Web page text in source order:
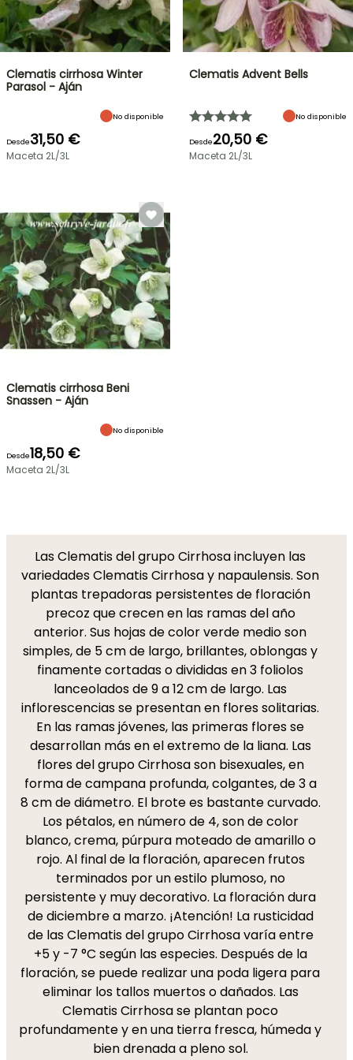
Clematis cirrhosa Winter
Parasol - Aján
No disponible
Desde31,50 €
Maceta 2L/3L
Clematis Advent Bells
No disponible
Desde20,50 €
Maceta 2L/3L
Clematis cirrhosa Beni
Snassen - Aján
No disponible
Desde18,50 €
Maceta 2L/3L
Las Clematis del grupo Cirrhosa incluyen las
variedades Clematis Cirrhosa y napaulensis. Son
plantas trepadoras persistentes de floración
precoz que crecen en las ramas del año
anterior. Sus hojas de color verde medio son
simples, de 5 cm de largo, brillantes, oblongas y
finamente cortadas o divididas en 3 foliolos
lanceolados de 9 a 12 cm de largo. Las
inflorescencias se presentan en flores solitarias.
En las ramas jóvenes, las primeras flores se
desarrollan más en el extremo de la liana. Las
flores del grupo Cirrhosa son bisexuales, en
forma de campana profunda, colgantes, de 3 a
8 cm de diámetro. El brote es bastante curvado.
Los pétalos, en número de 4, son de color
blanco, crema, púrpura moteado de amarillo o
rojo. Al final de la floración, aparecen frutos
terminados por un estilo plumoso, no
persistente y muy decorativo. La floración dura
de diciembre a marzo. ¡Atención! La rusticidad
de las Clematis del grupo Cirrhosa varía entre
+5 y -7 °C según las especies. Después de la
floración, se puede realizar una poda ligera para
eliminar los tallos muertos o dañados. Las
Clematis Cirrhosa se plantan poco
profundamente y en una tierra fresca, húmeda y
bien drenada a pleno sol.